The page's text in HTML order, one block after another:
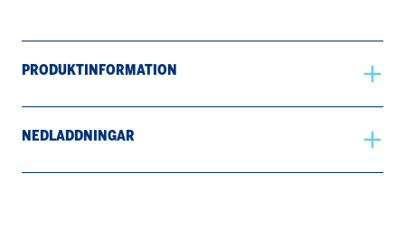
PRODUKTINFORMATION
NEDLADDNINGAR